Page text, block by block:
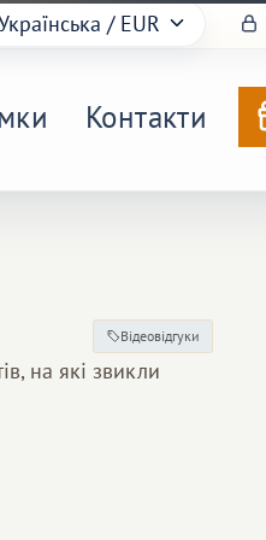
/ EUR
Контакти
Відеовідгуки
на які звикли